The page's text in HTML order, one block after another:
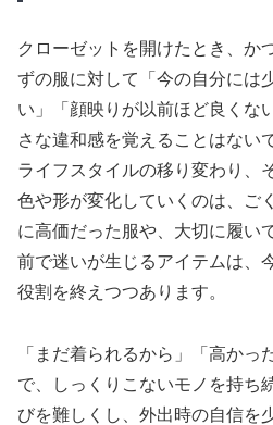
クローゼットを開けたとき、か
ずの服に対して「今の自分には
い」「顔映りが以前ほど良くな
さな違和感を覚えることはない
ライフスタイルの移り変わり、
色や形が変化していくのは、ご
に高価だった服や、大切に履い
前で迷いが生じるアイテムは、
役割を終えつつあります。
「まだ着られるから」「高かっ
で、しっくりこないモノを持ち
びを難しくし、外出時の自信を